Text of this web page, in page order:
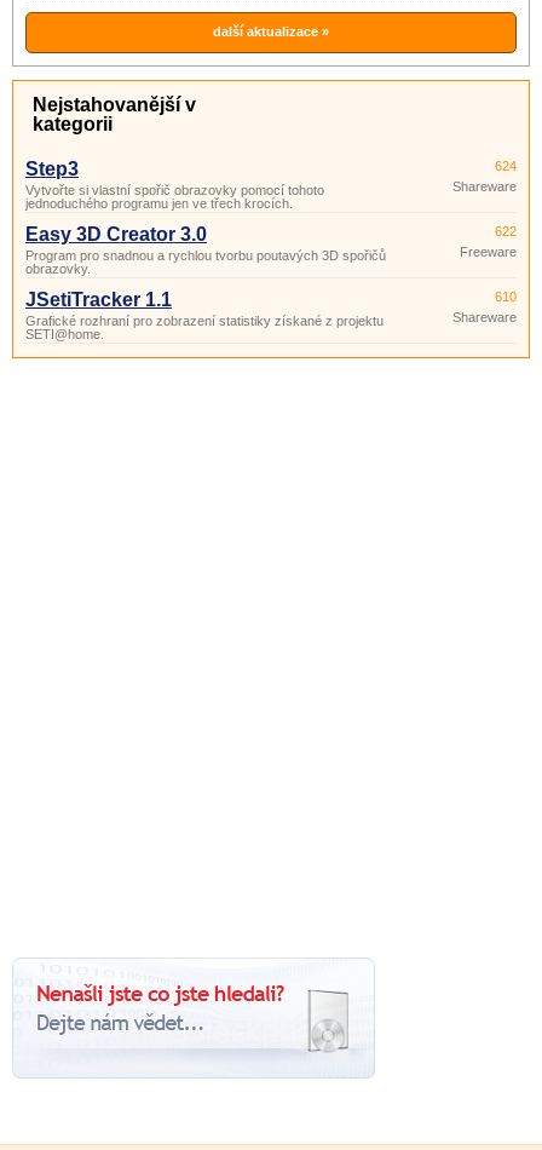
další aktualizace »
Nejstahovanější v
kategorii
Step3
Vytvořte si vlastní spořič obrazovky pomocí tohoto
jednoduchého programu jen ve třech krocích.
624
Shareware
Easy 3D Creator 3.0
Program pro snadnou a rychlou tvorbu poutavých 3D spořičů
obrazovky.
622
Freeware
JSetiTracker 1.1
Grafické rozhraní pro zobrazení statistiky získané z projektu
SETI@home.
610
Shareware